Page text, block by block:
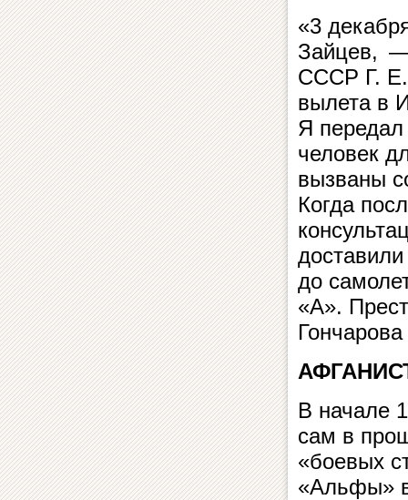
«3
Зайцев, —
СССР Г. Е.
вылета в
Я передал
человек
вызваны
Когда
до
«А».
В начале
сам в
«боевых
«Альфы»